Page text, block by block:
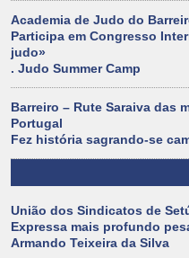
Academia de Judo do
Participa em Congresso
judo»
. Judo Summer Camp
Barreiro – Rute Saraiva das
Portugal
Fez história sagrando-se
União dos Sindicatos de
Expressa mais profundo
Armando Teixeira da Silva